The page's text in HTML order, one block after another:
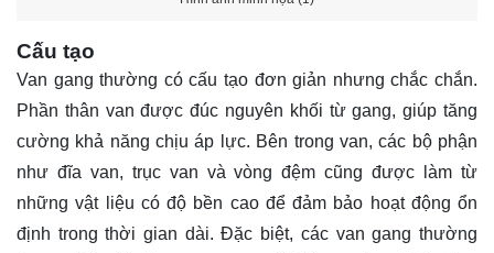
Cấu tạo
Van gang thường có cấu tạo đơn giản nhưng chắc chắn.
Phần thân van được đúc nguyên khối từ gang, giúp tăng
cường khả năng chịu áp lực. Bên trong van, các bộ phận
như đĩa van, trục van và vòng đệm cũng được làm từ
những vật liệu có độ bền cao để đảm bảo hoạt động ổn
định trong thời gian dài. Đặc biệt, các van gang thường